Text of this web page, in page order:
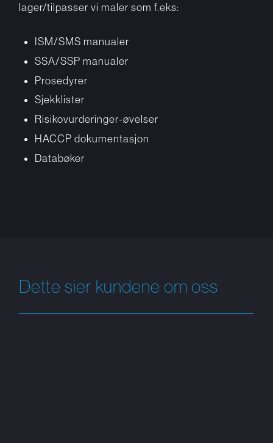
lager/tilpasser vi maler som f.eks:
ISM/SMS manualer
SSA/SSP manualer
Prosedyrer
Sjekklister
Risikovurderinger-øvelser
HACCP dokumentasjon
Databøker
Dette sier kundene om oss